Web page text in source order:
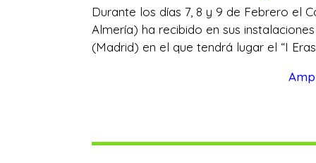
Durante los días 7, 8 y 9 de Febrero el
Almería) ha recibido en sus
(Madrid) en el que tendrá lugar el “I